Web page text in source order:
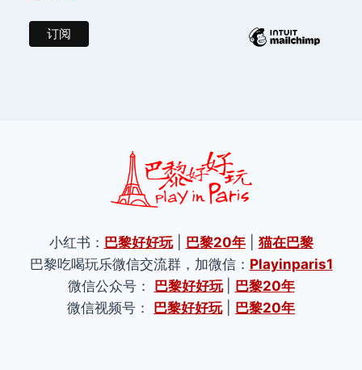
小红书： 巴黎好好玩| 巴黎20年| 猫在巴黎
巴黎吃喝玩乐微信交流群，加微信： Playinparis1
微信公众号： 巴黎好好玩
巴黎20年
微信视频号： 巴黎好好玩| 巴黎20年